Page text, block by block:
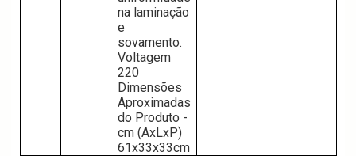
na laminação
e
sovamento.
Voltagem
220
Dimensões
Aproximadas
do Produto -
cm (AxLxP)
61x33x33cm